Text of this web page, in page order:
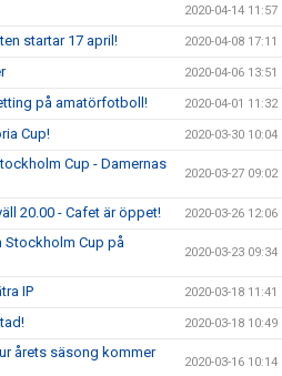
2020-04-14 11:57
startar 17 april! 2020-04-08 17:11
2020-04-06 13:51
på amatörfotboll! 2020-04-01 11:32
Cup! 2020-03-30 10:04
Cup - Damernas
2020-03-27 09:02
20.00 - Cafet är öppet! 2020-03-26 12:06
Stockholm Cup på
2020-03-23 09:34
IP 2020-03-18 11:41
2020-03-18 10:49
årets säsong kommer
2020-03-16 10:14